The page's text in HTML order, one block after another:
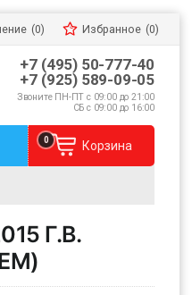
(0) Избранное (0)
+7 (495) 50-777-40
+7 (925) 589-09-05
Звоните ПН-ПТ с 09:00 до 21:00
СБ с 09:00 до 16:00
Корзина
0
Г.В.